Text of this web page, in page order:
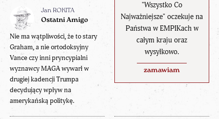
"Wszystko Co
Najważniejsze" oczekuje na
Państwa w EMPIKach w
całym kraju oraz
wysyłkowo.
zamawiam
Jan ROKITA
Ostatni Amigo
Nie ma wątpliwości, że to stary
Graham, a nie ortodoksyjny
Vance czy inni pryncypialni
wyznawcy MAGA wywarł w
drugiej kadencji Trumpa
decydujący wpływ na
amerykańską politykę.